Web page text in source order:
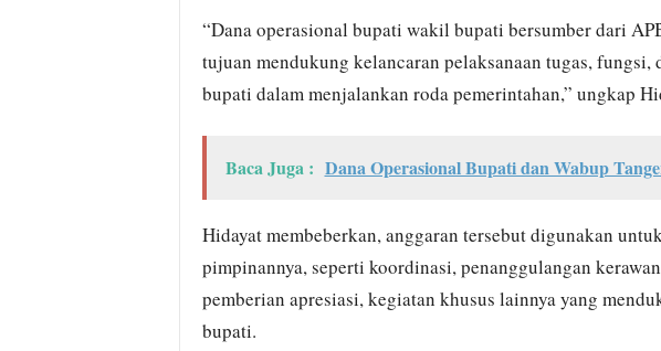
“Dana operasional bupati wakil bupati bersumber dari
tujuan mendukung kelancaran pelaksanaan tugas, fungsi,
bupati dalam menjalankan roda pemerintahan,” ungkap
Baca Juga : Dana Operasional Bupati dan Wabup
Hidayat membeberkan, anggaran tersebut digunakan
pimpinannya, seperti koordinasi, penanggulangan
pemberian apresiasi, kegiatan khusus lainnya yang
bupati.